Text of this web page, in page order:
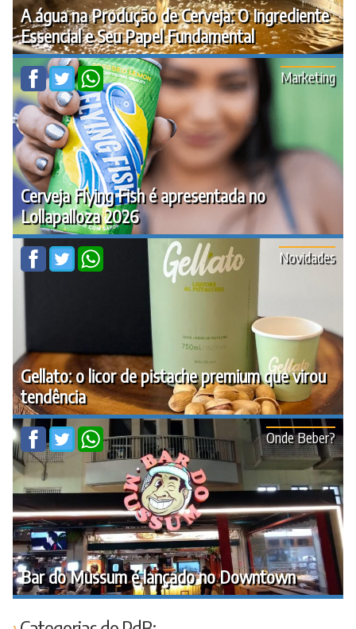
A água na Produção de Cerveja: O Ingrediente
Essencial e Seu Papel Fundamental
Cerveja Flying Fish é apresentada no
Lollapalloza 2026
Marketing
Gellato: o licor de pistache premium que virou
tendência
Novidades
Bar do Mussum é lançado no Downtown
Onde Beber?